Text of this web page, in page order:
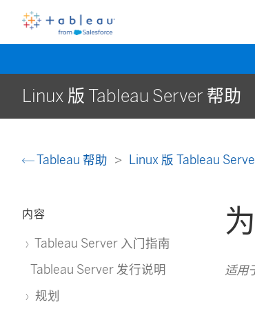
Linux 版 Tableau Server 帮助
Tableau 帮助 Linux 版 Tableau
内容
Tableau Server 入门指南
Tableau Server 发行说明
规划
适用